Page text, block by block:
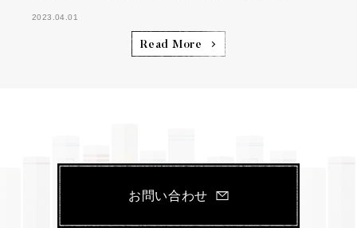
2023.04.01
Read More
お問い合わせ